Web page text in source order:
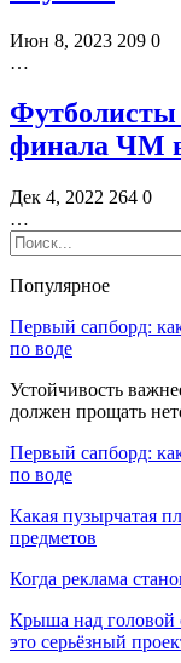
Июн 8, 2023 209 0
…
финала ЧМ
Дек 4, 2022 264 0
…
Популярное
Первый сапборд:
по воде
Устойчивость
должен прощать
Первый сапборд:
по воде
Какая пузырчатая
предметов
Когда реклама
Крыша над головой
это серьёзный